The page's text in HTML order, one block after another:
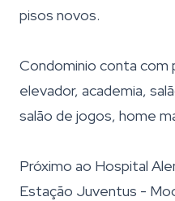
pisos novos.
Condominio conta com
elevador, academia,
salão de jogos, home
Próximo ao Hospital
Estação Juventus -